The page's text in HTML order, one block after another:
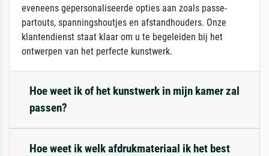
eveneens gepersonaliseerde opties aan zoals passe-
partouts, spanningshoutjes en afstandhouders. Onze
klantendienst staat klaar om u te begeleiden bij het
ontwerpen van het perfecte kunstwerk.
Hoe weet ik of het kunstwerk in mijn kamer zal
passen?
Hoe weet ik welk afdrukmateriaal ik het best